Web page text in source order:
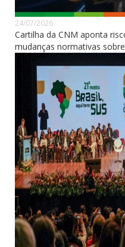
24/07/2026
Cartilha da CNM aponta
mudanças normativas